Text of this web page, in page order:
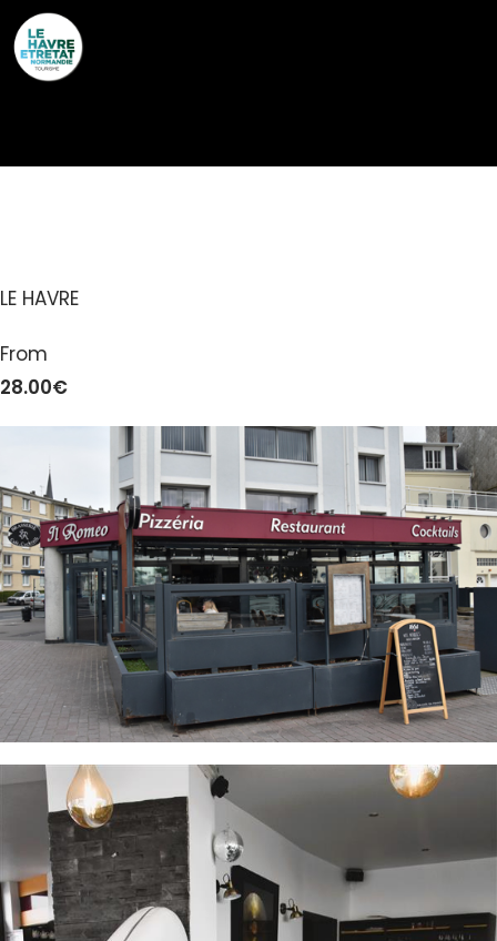
LE HAVRE
From
28.00€
Cookies management panel